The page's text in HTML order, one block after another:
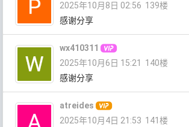
2025年10月8日 02:56 139楼
感谢分享
wx410311
2025年10月6日 15:21
140楼
感谢分享
atreides
2025年10月4日 21:53 141楼